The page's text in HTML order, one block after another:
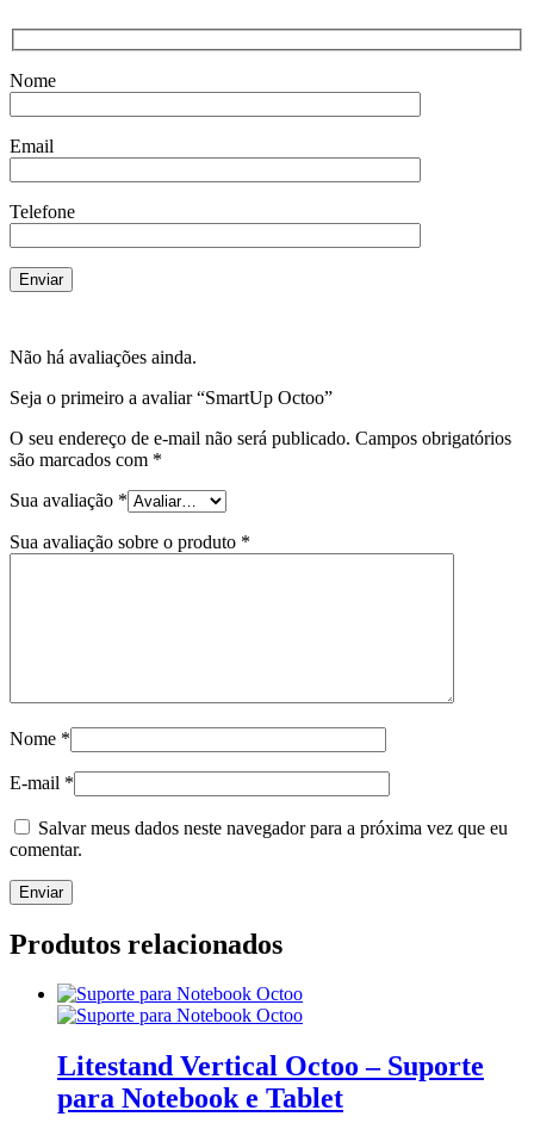
Nome
Email
Telefone
Não há avaliações ainda.
Seja o primeiro a avaliar “SmartUp Octoo”
O seu endereço de e-mail não será publicado. Campos obrigatórios
são marcados com *
Sua avaliação *
Sua avaliação sobre o produto *
Nome *
E-mail *
Salvar meus dados neste navegador para a próxima vez que eu
comentar.
Produtos relacionados
Litestand Vertical Octoo – Suporte
para Notebook e Tablet